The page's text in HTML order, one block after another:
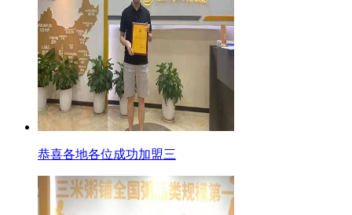
恭喜各地各位成功加盟三